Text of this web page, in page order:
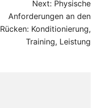
Next: Physische
Anforderungen an den
Rücken: Konditionierung,
Training, Leistung